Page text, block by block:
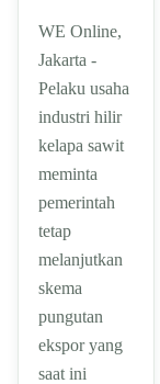
WE Online,
Jakarta -
Pelaku usaha
industri hilir
kelapa sawit
meminta
pemerintah
tetap
melanjutkan
skema
pungutan
ekspor yang
saat ini